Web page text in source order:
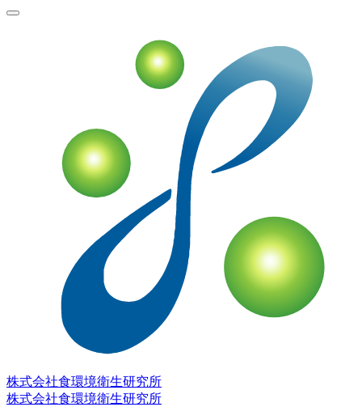
株式会社食環境衛生研究所
株式会社食環境衛生研究所